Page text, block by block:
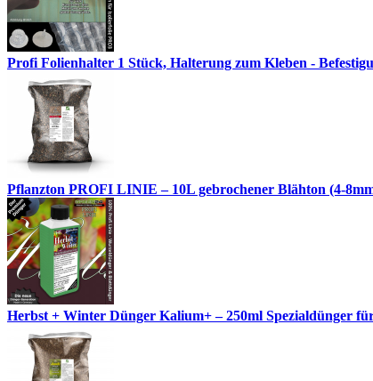
Profi Folienhalter 1 Stück, Halterung zum Kleben -
Pflanzton PROFI LINIE – 10L gebrochener Blähton (4-
Herbst + Winter Dünger Kalium+ – 250ml Spezialdünger